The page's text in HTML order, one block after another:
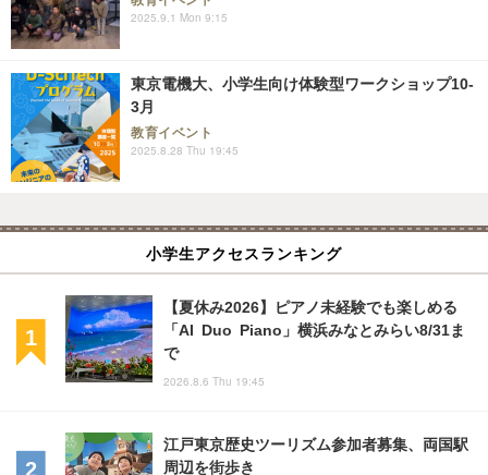
2025.9.1 Mon 9:15
東京電機大、小学生向け体験型ワークショップ10-
3月
教育イベント
2025.8.28 Thu 19:45
小学生アクセスランキング
【夏休み2026】ピアノ未経験でも楽しめる
「AI Duo Piano」横浜みなとみらい8/31ま
で
2026.8.6 Thu 19:45
江戸東京歴史ツーリズム参加者募集、両国駅
周辺を街歩き